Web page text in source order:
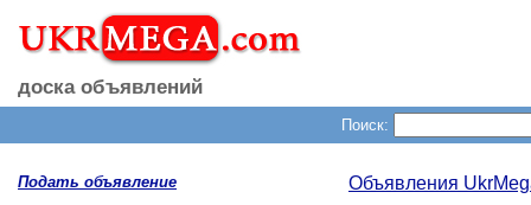
доска объявлений
Поиск:
Подать объявление
Объявления